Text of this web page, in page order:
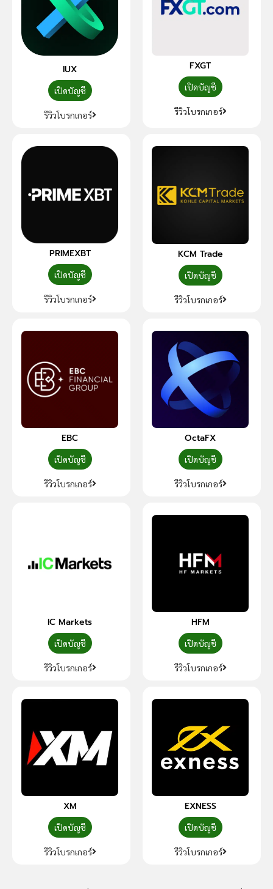
IUX
เปิดบัญชี
รีวิวโบรกเกอร์
FXGT
เปิดบัญชี
รีวิวโบรกเกอร์
PRIMEXBT
เปิดบัญชี
รีวิวโบรกเกอร์
KCM Trade
เปิดบัญชี
รีวิวโบรกเกอร์
EBC
เปิดบัญชี
รีวิวโบรกเกอร์
OctaFX
เปิดบัญชี
รีวิวโบรกเกอร์
IC Markets
เปิดบัญชี
รีวิวโบรกเกอร์
HFM
เปิดบัญชี
รีวิวโบรกเกอร์
XM
เปิดบัญชี
รีวิวโบรกเกอร์
EXNESS
เปิดบัญชี
รีวิวโบรกเกอร์